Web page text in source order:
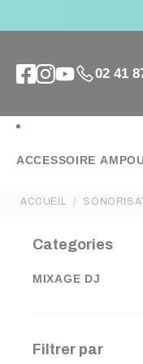
02 41
ACCESSOIRE
ACCUEIL
Categories
MIXAGE DJ
Filtrer par